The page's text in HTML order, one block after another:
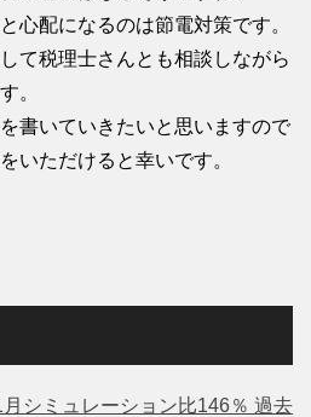
心配になるのは節電対策です。
て税理士さんとも相談しながら
。
書いていきたいと思いますので
いただけると幸いです。
シミュレーション比146％ 過去